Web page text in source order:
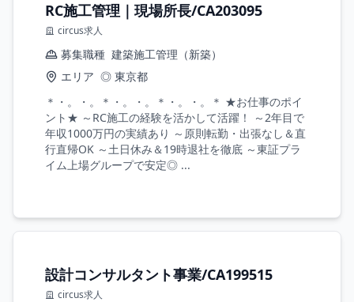
RC施工管理｜現場所長/CA203095
circus求人
募集職種 建築施工管理（新築）
エリア ◎ 東京都
＊・。・。＊・。・。＊・。・。＊ ★お仕事のポイ
ント★ ～RC施工の経験を活かして活躍！ ～2年目で
年収1000万円の実績あり ～原則転勤・出張なし＆直
行直帰OK ～土日休み＆19時退社を徹底 ～東証プラ
イム上場グループで安定◎ ...
設計コンサルタント事業/CA199515
circus求人